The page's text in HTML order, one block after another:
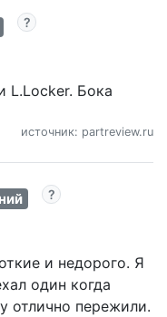
L.Locker. Бока
источник: partreview.ru
и недорого. Я
один когда
отлично пережили.